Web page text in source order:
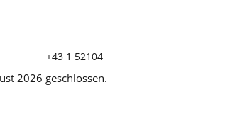
+43 1 52104
2026 geschlossen.